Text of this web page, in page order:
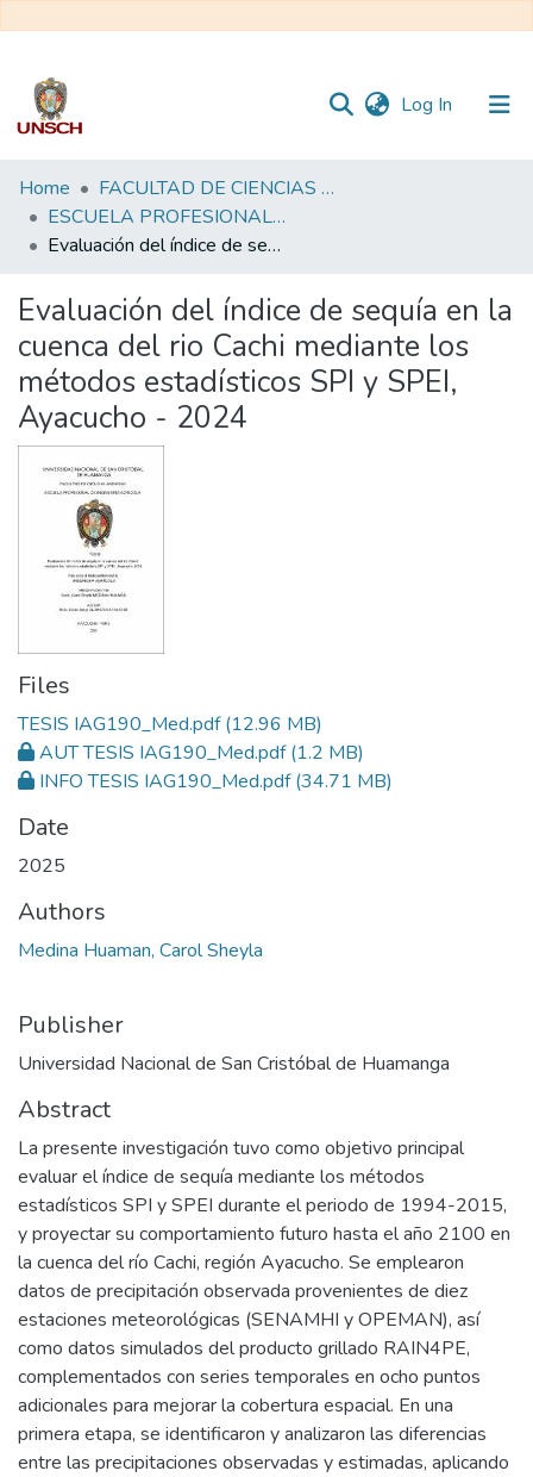
Log In (current)
Communities
&
Collections
Statistics
Home
FACULTAD DE CIENCIAS AGRARIAS
ESCUELA PROFESIONAL DE INGENIERÍA AGRÍCOLA
Evaluación del índice de sequía en la cuenca del rio Cachi mediante los métodos estadísticos SPI y SPEI, Ayacucho - 2024
Evaluación del índice de sequía en la
cuenca del rio Cachi mediante los
métodos estadísticos SPI y SPEI,
Ayacucho - 2024
Files
TESIS IAG190_Med.pdf(12.96 MB)
AUT TESIS IAG190_Med.pdf(1.2 MB)
INFO TESIS IAG190_Med.pdf(34.71 MB)
Date
2025
Authors
Medina Huaman, Carol Sheyla
Publisher
Universidad Nacional de San Cristóbal de Huamanga
Abstract
La presente investigación tuvo como objetivo principal
evaluar el índice de sequía mediante los métodos
estadísticos SPI y SPEI durante el periodo de 1994-2015,
y proyectar su comportamiento futuro hasta el año 2100 en
la cuenca del río Cachi, región Ayacucho. Se emplearon
datos de precipitación observada provenientes de diez
estaciones meteorológicas (SENAMHI y OPEMAN), así
como datos simulados del producto grillado RAIN4PE,
complementados con series temporales en ocho puntos
adicionales para mejorar la cobertura espacial. En una
primera etapa, se identificaron y analizaron las diferencias
entre las precipitaciones observadas y estimadas, aplicando